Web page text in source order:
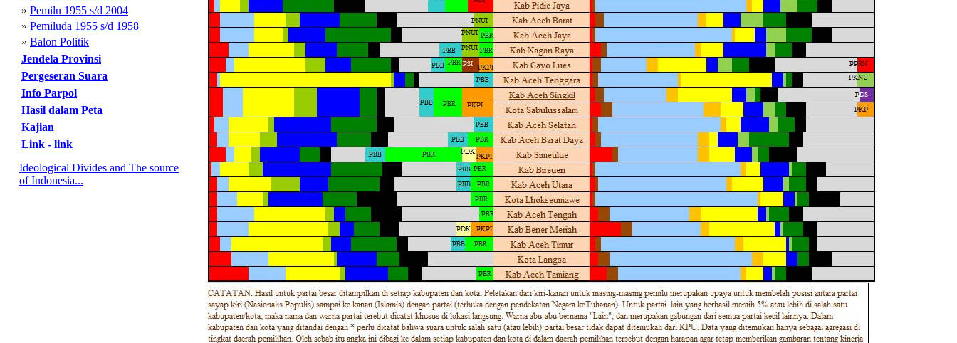
» Pemilu 1955 s/d 2004
» Pemiluda 1955 s/d 1958
» Balon Politik
Jendela Provinsi
Pergeseran Suara
Info Parpol
Hasil dalam Peta
Kajian
Link - link
Ideological Divides and The source
of Indonesia...